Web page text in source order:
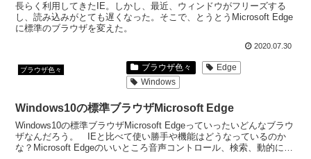
長らく利用してきたIE。しかし、最近、ウィンドウがフリーズする
し、読み込みがとても遅くなった。そこで、とうとうMicrosoft Edge
に標準のブラウザを変えた。
2020.07.30
ブラウザ色々 ブラウザ色々
Edge
Windows
Windows10の標準ブラウザMicrosoft Edge
Windows10の標準ブラウザMicrosoft Edgeっていったいどんなブラウ
ザなんだろう。 IEと比べて使い勝手や機能はどうなっているのか
な？Microsoft Edgeのいいところ音声コントロール、検索、動的にア